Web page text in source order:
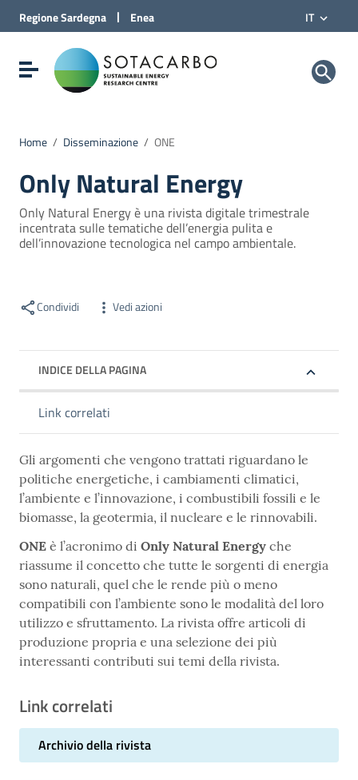
Vai al Contenuto
Vai alla navigazione del sito
Vai al Footer
RegioneSardegna | Enea IT
Visualizza/nascondi menu di navigazioneSotacarbo SpA
Home / Disseminazione / ONE
Only Natural Energy
Only Natural Energy è una rivista digitale trimestrale
incentrata sulle tematiche dell’energia pulita e
dell’innovazione tecnologica nel campo ambientale.
Condividi Vedi azioni
INDICE DELLA PAGINA
Link correlati
Gli argomenti che vengono trattati riguardano le
politiche energetiche, i cambiamenti climatici,
l’ambiente e l’innovazione, i combustibili fossili e le
biomasse, la geotermia, il nucleare e le rinnovabili.
ONE è l’acronimo di Only Natural Energy che
riassume il concetto che tutte le sorgenti di energia
sono naturali, quel che le rende più o meno
compatibili con l’ambiente sono le modalità del loro
utilizzo e sfruttamento. La rivista offre articoli di
produzione propria e una selezione dei più
interessanti contributi sui temi della rivista.
Link correlati
Archivio della rivista